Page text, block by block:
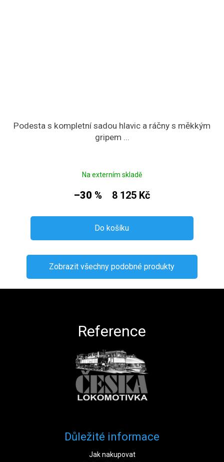
Podesta s kompletní sadou hlavic a ráčny s měkkým
gripem ...
Na externím skladě
–30 % 8 125 Kč
Do košíku
Zobrazit všechny podobné produkty
Reference
Důležité informace
Jak nakupovat